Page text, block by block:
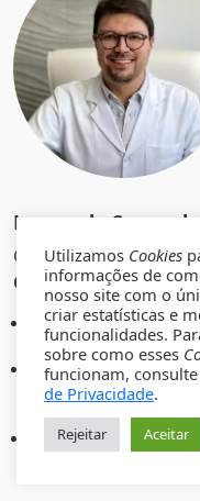
Leonardo Souza de
Ginecologia e
CRM/SC 15847 RQE
Graduação em
de Joinville em 2009;
Residência Médica
e Obstetrícia pela
SC, com término em
Mestrado em Saúde
Universidade da
Utilizamos Cookies
informações de
nosso site com o
criar estatísticas e
funcionalidades.
sobre como esses
funcionam,
de Privacidade.
Rejeitar Aceitar